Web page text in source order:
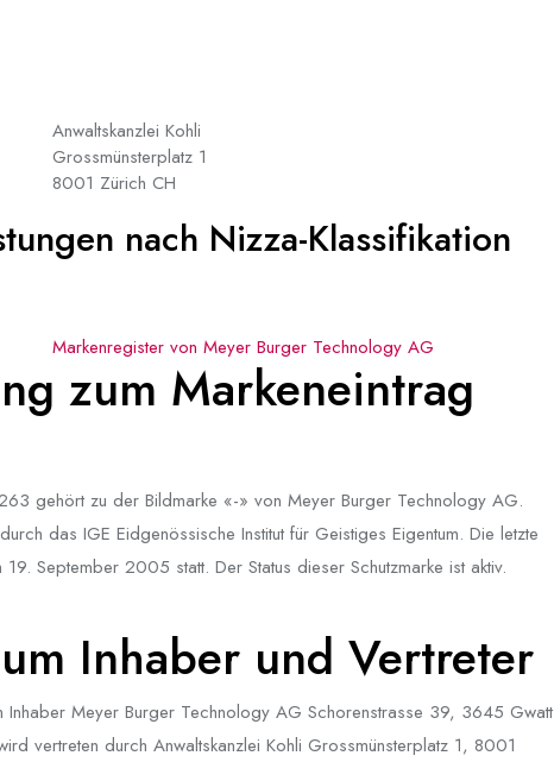
Anwaltskanzlei Kohli
Grossmünsterplatz 1
8001 Zürich CH
nach Nizza-Klassifikation
Markenregister von Meyer Burger Technology AG
zum Markeneintrag
gehört zu der Bildmarke «-» von Meyer Burger Technology AG.
das IGE Eidgenössische Institut für Geistiges Eigentum. Die letzte
September 2005 statt. Der Status dieser Schutzmarke ist aktiv.
Inhaber und Vertreter
Meyer Burger Technology AG Schorenstrasse 39, 3645 Gwatt
vertreten durch Anwaltskanzlei Kohli Grossmünsterplatz 1, 8001